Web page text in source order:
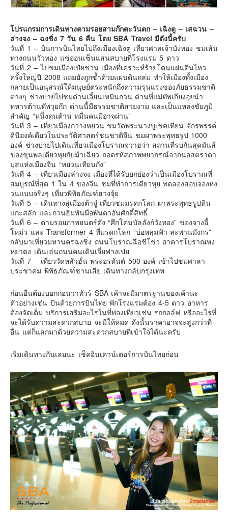
คันไซ-โอซาก้า เกียวโต
คิวชู – ฟุกุโอกะ ซางะ เปปปุ ยุฟุอิน นางาซากิ
ฟูจิ
ฮอกไกโด
เอเชีย
สิงคโปร์
จีน
มาเลเชีย
เวียดนาม
ฮ่องกง
มาเก๊า
มัลดีฟส์
อินเดีย
อินโดนีเซีย
เกาหลีใต้
ฮ่องกง
ไต้หวัน
ออสเตรเลีย
นิวซีแลนด์
อเมริกา
บทความครอบครัว
Beauty Review
รีวิวสายการบิน
Products & Applications
Events & PR News
About Us
Contact & Support Us
โปรแกรมการเดินทางตามรอยสามก๊กตะวันตก – เฉิงตู – เสฉวน –
ล่างจง – ฉงชิ่ง 7 วัน 6 คืน โดย SBA Travel มีดังนี้ครับ
วันที่ 1 – บินการบินไทยไปถึงเมืองเฉิงตู เที่ยวศาลเจ้าบังทอง ชมเส้น
ทางถนนวัวทอง แช่ออนเซ็นแสนสบายที่โรงแรม 5 ดาว
วันที่ 2 – ไปชมเมืองเป๋ยชวน เมืองที่เคราะห์ร้ายโดนแผ่นดินไหว
ครั้งใหญ่ปี 2008 แถมยังถูกซ้ำด้วยแผ่นดินถล่ม ทำให้เมืองทั้งเมือง
กลายเป็นอนุสรณ์ให้มนุษย์ตระหนักถึงความรุนแรงของภัยธรรมชาติ
ต่างๆ ช่วงบ่ายไปชมด่านเจี้ยนเหมินกวน ด่านที่แม่ทัพเกียงอุยนำ
ทหารต้านทัพวุยก๊ก ด่านนี้มีธรรมชาติสวยงาม และเป็นแหล่งชัยภูมิ
สำคัญ “หนึ่งคนต้าน หมื่นคนมิอาจผ่าน”
วันที่ 3 – เที่ยวเมืองกว่างหยวน ชมวัดพระนางบูเชคเทียน จักรพรรค์
ดินีองค์เดียวในประวัติศาสตร์ชนชาติจีน ชมผาพระพุทธรูป 1000
องค์ ช่วงบ่ายไปเดินเที่ยวเมืองโบราณจวาฮว่า สถานที่รบกันสุดมันส์
ของขุนพลเตียวหุยกับม้าเฉียว ถอดรหัสภาพพยากรณ์จากนอสตราดา
มุสแห่งเมืองจีน “หยวนเทียนกัง”
วันที่ 4 – เที่ยวเมืองล่างจง เมืองที่ได้รับยกย่องว่าเป็นเมืองโบราณที่
สมบูรณ์ที่สุด 1 ใน 4 ของจีน ชมที่ทำการเตียวหุย ทดลองสอบจองหง
วนแบบจริงๆ เที่ยวพิพิธภัณฑ์ฮวงจุ้ย
วันที่ 5 – เดินทางสู่เมืองต้าจู๋ เที่ยวชมมรดกโลก ผาพระพุทธรูปหิน
แกะสลัก และกวนฮิมพันมือพันตาอันศักดิ์สิทธิ์
วันที่ 6 – ตามรอยภาพยนตร์ดัง “ศึกโค่นบัลลังก์วังทอง” ของจางอี้
โหม่ว และ Transformer 4 ที่มรดกโลก “บ่อหลุมฟ้า สะพานมังกร”
กลับมาเที่ยวมหานครฉงชิ่ง ถนนโบราณฉือชีโช่ว อาคารโบราณหง
หยาตง เดินเล่นถนนคนเดินเจี่ยฟางเป่ย
วันที่ 7 – เที่ยววัดหลัวฮั่น พระอรหันต์ 500 องค์ เข้าไปชมศาลา
ประชาคม พิพิธภัณฑ์ชานเสีย เดินทางกลับกรุงเทพ
ก่อนอื่นต้องบอกก่อนว่าทัวร์ SBA เค้าจะมีมาตรฐานของเค้านะ
ตัวอย่างเช่น บินด้วยการบินไทย พักโรงแรมต้อง 4-5 ดาว อาหาร
ต้องจัดเต็ม บริการเสริมอะไรในที่ท่องเที่ยวเช่น รถกอล์ฟ หรืออะไรที่
จะได้รับความสะดวกสบาย จะมีให้หมด ดังนั้นราคาอาจจะสูงกว่าที่
อื่น แต่ก็แลกมาด้วยความสะดวกสบายที่เข้าใจได้นะครับ
เริ่มเดินทางกันเลยนะ เช็คอินเคาน์เตอร์การบินไทยก่อน